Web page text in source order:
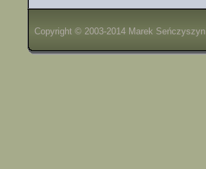
Copyright © 2003-2014 Marek Seńczyszyn